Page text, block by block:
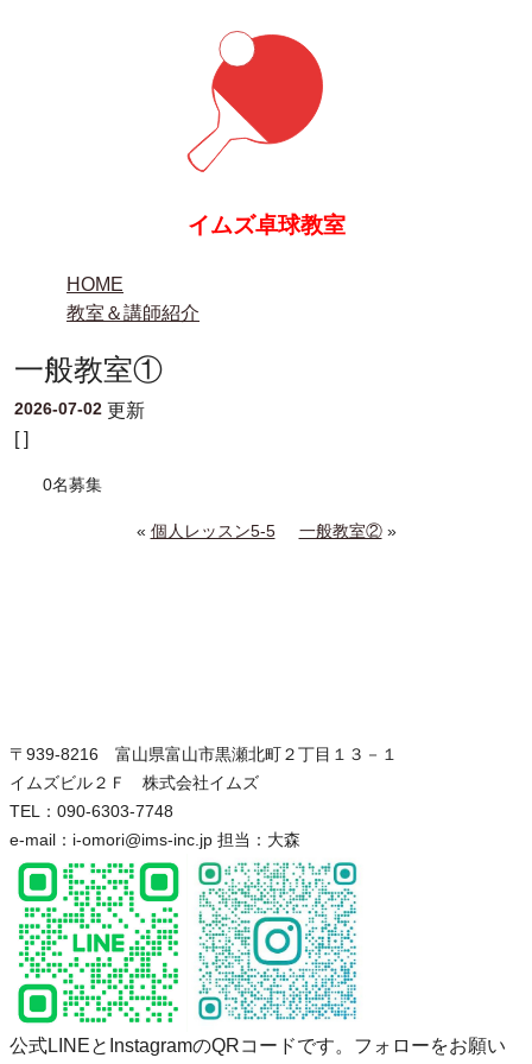
イムズ卓球教室
HOME
教室＆講師紹介
一般教室①
2026-07-02 更新
[ ]
0名募集
« 個人レッスン5-5 一般教室②»
〒939-8216 富山県富山市黒瀬北町２丁目１３－１
イムズビル２Ｆ 株式会社イムズ
TEL：090-6303-7748
e-mail：i-omori@ims-inc.jp 担当：大森
公式LINEとInstagramのQRコードです。フォローをお願い